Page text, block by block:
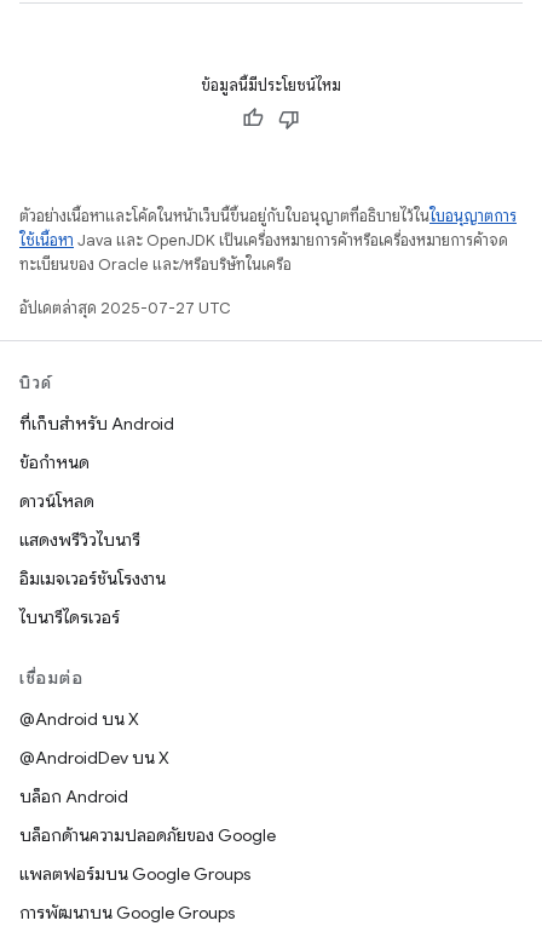
ข้อมูลนี้มีประโยชน์ไหม
ตัวอย่างเนื้อหาและโค้ดในหน้าเว็บนี้ขึ้นอยู่กับใบอนุญาตที่อธิบายไว้ในใบอนุญาตการ
ใช้เนื้อหา Java และ OpenJDK เป็นเครื่องหมายการค้าหรือเครื่องหมายการค้าจด
ทะเบียนของ Oracle และ/หรือบริษัทในเครือ
อัปเดตล่าสุด 2025-07-27 UTC
บิวด์
ที่เก็บสำหรับ Android
ข้อกำหนด
ดาวน์โหลด
แสดงพรีวิวไบนารี
อิมเมจเวอร์ชันโรงงาน
ไบนารีไดรเวอร์
เชื่อมต่อ
@Android บน X
@AndroidDev บน X
บล็อก Android
บล็อกด้านความปลอดภัยของ Google
แพลตฟอร์มบน Google Groups
การพัฒนาบน Google Groups